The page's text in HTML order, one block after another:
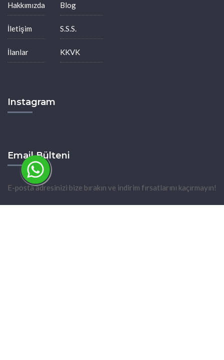
Hakkımızda
İletişim
İlanlar
Blog
S.S.S.
KKVK
Instagram
Email Bülteni
E-posta adresinizi bize bırakın ve indirim fırsatlarını kaçırmayın!